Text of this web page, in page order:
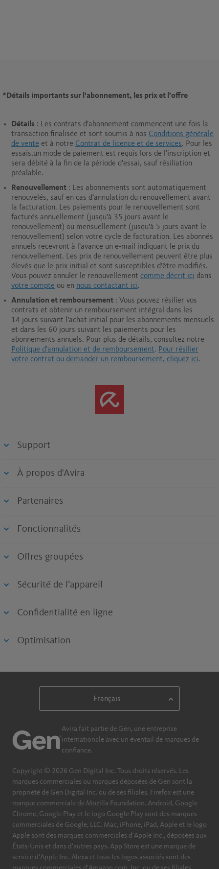
* Détails importants sur l’abonnement, les prix et l’offre
Détails : Les contrats d’abonnement commencent une fois la
transaction finalisée et sont soumis à nos Conditions générale
de vente et à notre Contrat de licence et de services. Pour les
essais,un mode de paiement est requis lors de l’inscription et
sera débité à la fin de la période d’essai, sauf résiliation
préalable.
Renouvellement : Les abonnements sont automatiquement
renouvelés, sauf en cas d’annulation du renouvellement avant
la facturation. Les paiements pour le renouvellement sont
facturés annuellement (jusqu’à 35 jours avant le
renouvellement) ou mensuellement (jusqu’à 5 jours avant le
renouvellement) selon votre cycle de facturation. Les abonnés
annuels recevront à l’avance un e-mail indiquant le prix du
renouvellement. Les prix de renouvellement peuvent être plus
élevés que le prix initial et sont susceptibles d’être modifiés.
Vous pouvez annuler le renouvellement comme décrit ici dans
votre compte ou en nous contactant ici.
Annulation et remboursement : Vous pouvez résilier vos
contrats et obtenir un remboursement intégral dans les
14 jours suivant l’achat initial pour les abonnements mensuels
et dans les 60 jours suivant les paiements pour les
abonnements annuels. Pour plus de détails, consultez notre
Politique d’annulation et de remboursement. Pour résilier
votre contrat ou demander un remboursement, cliquez ici.
Support
À propos d'Avira
Partenaires
Fonctionnalités
Offres groupées
Sécurité de l’appareil
Confidentialité en ligne
Optimisation
Avira fait partie de Gen, une entreprise
internationale avec un éventail de marques de
confiance.​
Copyright © 2026 Gen Digital Inc. Tous droits réservés. Les
marques commerciales ou marques déposées de Gen sont la
propriété de Gen Digital Inc. ou de ses filiales. Firefox est une
marque commerciale de Mozilla Foundation. Android, Google
Chrome, Google Play et le logo Google Play sont des marques
commerciales de Google, LLC. Mac, iPhone, iPad, Apple et le logo
Apple sont des marques commerciales d'Apple Inc., déposées aux
États-Unis et dans d'autres pays. App Store est une marque de
service d'Apple Inc. Alexa et tous les logos associés sont des